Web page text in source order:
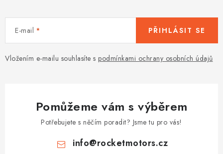
E-mail
Vložením e-mailu souhlasíte s podmínkami ochrany osobních údajů
PŘIHLÁSIT SE
Pomůžeme vám s výběrem
Potřebujete s něčím poradit? Jsme tu pro vás!
info@rocketmotors.cz